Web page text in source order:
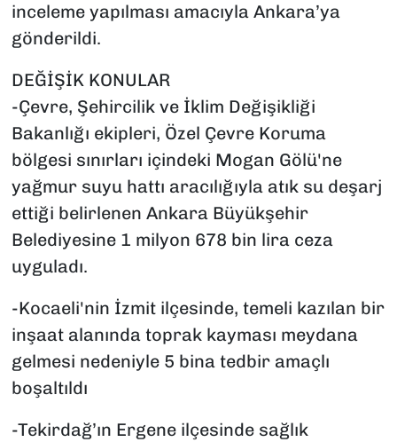
inceleme yapılması amacıyla Ankara’ya
gönderildi.
DEĞİŞİK KONULAR
-Çevre, Şehircilik ve İklim Değişikliği
Bakanlığı ekipleri, Özel Çevre Koruma
bölgesi sınırları içindeki Mogan Gölü'ne
yağmur suyu hattı aracılığıyla atık su deşarj
ettiği belirlenen Ankara Büyükşehir
Belediyesine 1 milyon 678 bin lira ceza
uyguladı.
-Kocaeli'nin İzmit ilçesinde, temeli kazılan bir
inşaat alanında toprak kayması meydana
gelmesi nedeniyle 5 bina tedbir amaçlı
boşaltıldı
-Tekirdağ’ın Ergene ilçesinde sağlık